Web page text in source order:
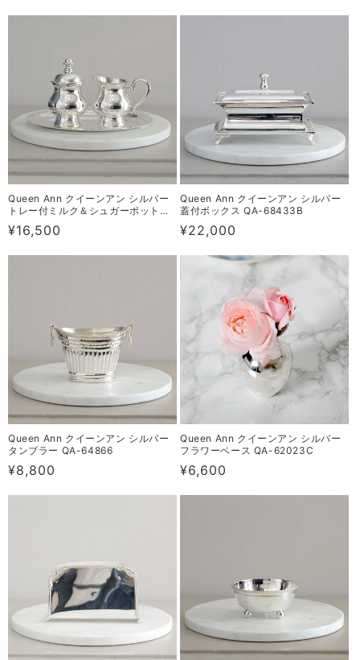
Queen Ann クイーンアン シルバー
トレー付ミルク＆シュガーポット
通
¥16,500
Queen Ann クイーンアン シルバー
蓋付ボックス QA-68433B
通
¥22,000
Queen Ann クイーンアン シルバー
タンブラー QA-64866
通
¥8,800
Queen Ann クイーンアン シルバー
フラワーベース QA-62023C
通
¥6,600